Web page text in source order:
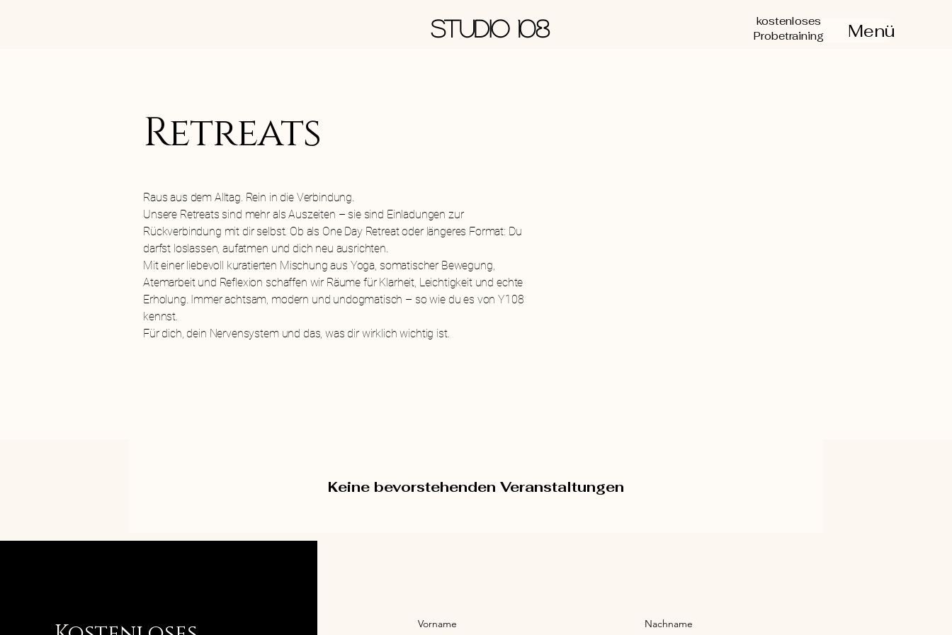
STUDIO 108 Menü
kostenloses
Probetraining
Retreats
Raus aus dem Alltag. Rein in die Verbindung.
Unsere Retreats sind mehr als Auszeiten – sie sind Einladungen zur
Rückverbindung mit dir selbst. Ob als One Day Retreat oder längeres Format: Du
darfst loslassen, aufatmen und dich neu ausrichten.
Mit einer liebevoll kuratierten Mischung aus Yoga, somatischer Bewegung,
Atemarbeit und Reflexion schaffen wir Räume für Klarheit, Leichtigkeit und echte
Erholung. Immer achtsam, modern und undogmatisch – so wie du es von Y108
kennst.
Für dich, dein Nervensystem und das, was dir wirklich wichtig ist.
Keine bevorstehenden Veranstaltungen
Vorname Nachname